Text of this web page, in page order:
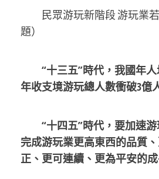
民眾游玩新階段 游玩業若
題）
“十三五”時代，我國年人
年收支境游玩總人數衝破3億
“十四五”時代，要加速游
完成游玩業更高東西的品質
正、更可連續、更為平安的